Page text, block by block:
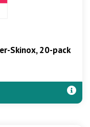
Skinox, 20-pack